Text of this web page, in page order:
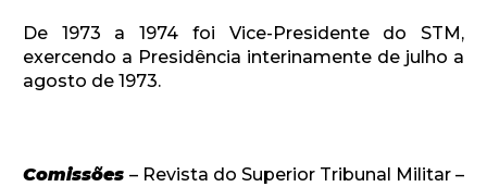
De 1973 a 1974 foi Vice-Presidente do STM,
exercendo a Presidência interinamente de julho a
agosto de 1973.
Comissões – Revista do Superior Tribunal Militar –